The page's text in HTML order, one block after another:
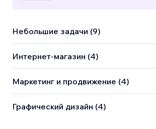
Небольшие задачи (9)
Интернет-магазин (4)
Маркетинг и продвижение (4)
Графический дизайн (4)